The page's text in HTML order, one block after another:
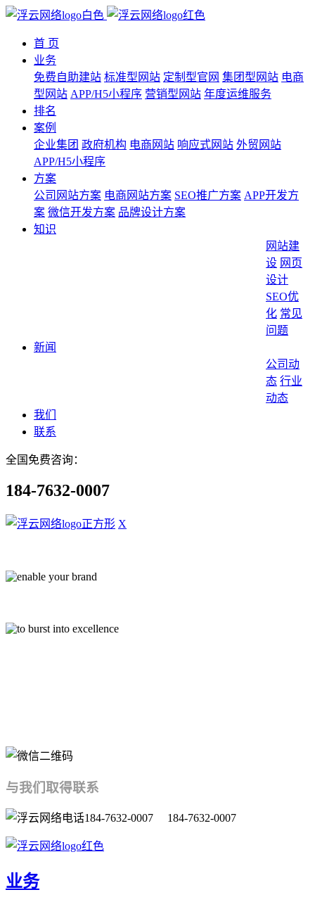
首 页
业务
免费自助建站 标准型网站 定制型官网 集团型网站 电商
型网站 APP/H5小程序 营销型网站 年度运维服务
排名
案例
企业集团 政府机构 电商网站 响应式网站 外贸网站
APP/H5小程序
方案
公司网站方案 电商网站方案 SEO推广方案 APP开发方
案 微信开发方案 品牌设计方案
知识
网站建
设 网页
设计
SEO优
化 常见
问题
新闻
公司动
态 行业
动态
我们
联系
全国免费咨询：
184-7632-0007
X
与我们取得联系
184-7632-0007 184-7632-0007
业务